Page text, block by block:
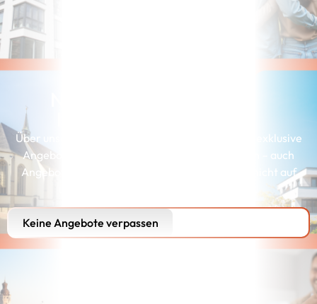
Über unserer Interessenkartei erhalten Kunden exklusive
Angebote, die genau zu ihren Wünschen passen – auch
Angebote, die wir aus Gründen der Diskretion nicht auf
Keine Angebote verpassen